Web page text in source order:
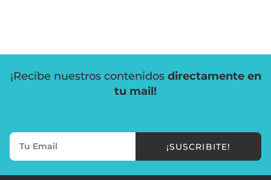
¡Recibe nuestros contenidos directamente en
tu mail!
¡SUSCRIBITE!